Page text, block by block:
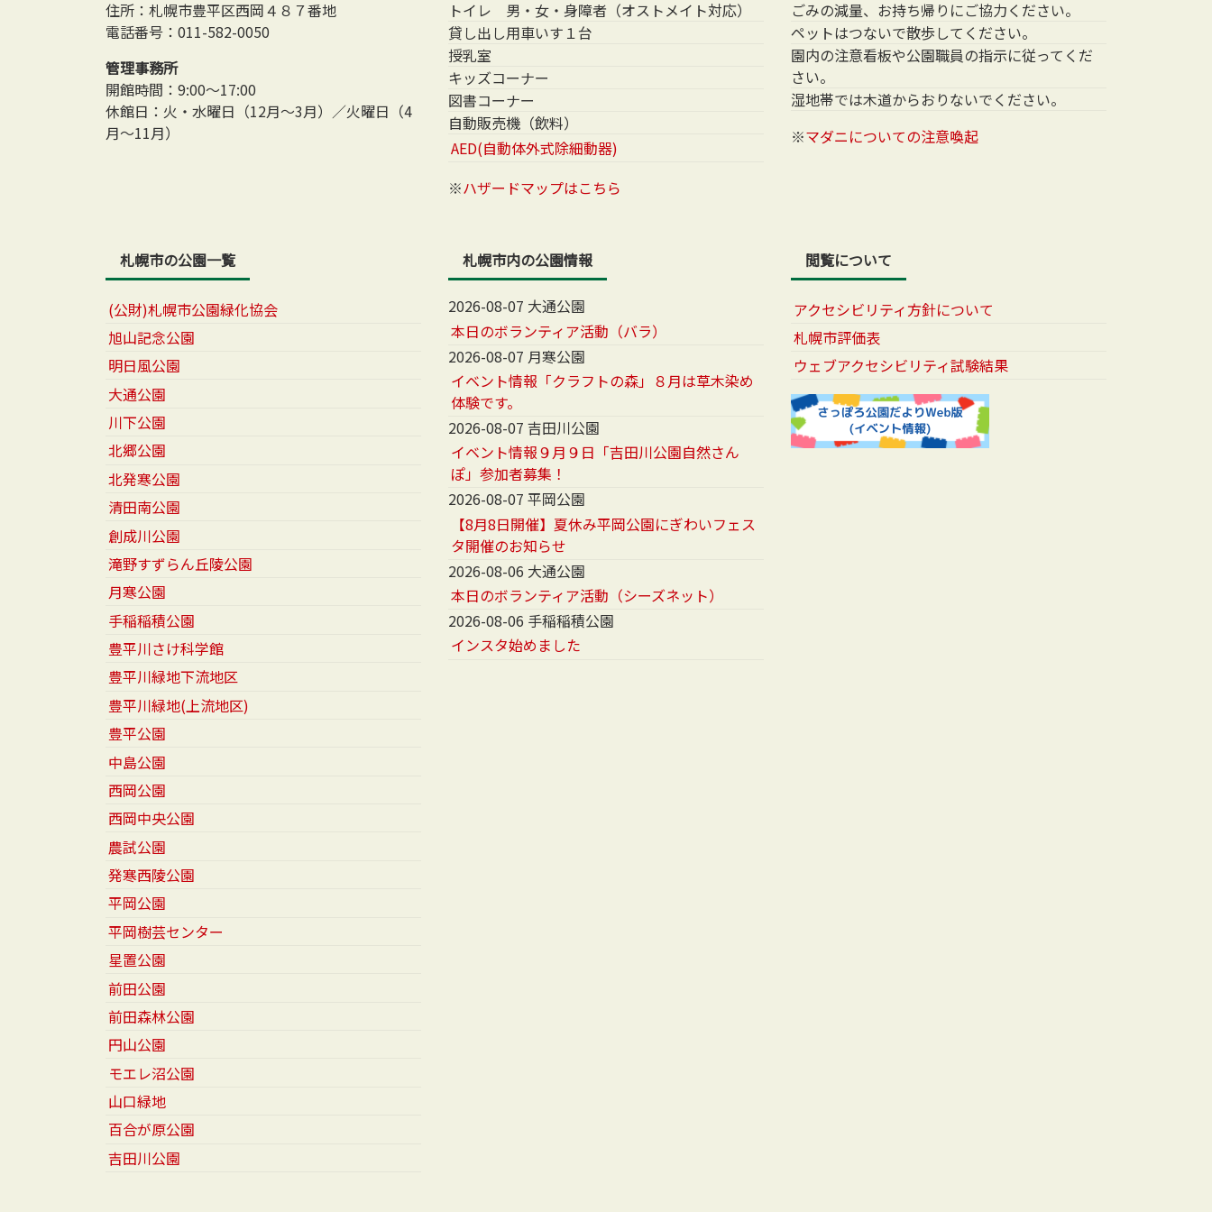
住所：札幌市豊平区西岡４８７番地
電話番号：011-582-0050
管理事務所
開館時間：9:00～17:00
休館日：火・水曜日（12月～3月）／火曜日（4
月～11月）
トイレ 男・女・身障者（オストメイト対応）
貸し出し用車いす１台
授乳室
キッズコーナー
図書コーナー
自動販売機（飲料）
AED(自動体外式除細動器)
※ハザードマップはこちら
ごみの減量、お持ち帰りにご協力ください。
ペットはつないで散歩してください。
園内の注意看板や公園職員の指示に従ってくだ
さい。
湿地帯では木道からおりないでください。
※マダニについての注意喚起
札幌市の公園一覧
(公財)札幌市公園緑化協会
旭山記念公園
明日風公園
大通公園
川下公園
北郷公園
北発寒公園
清田南公園
創成川公園
滝野すずらん丘陵公園
月寒公園
手稲稲積公園
豊平川さけ科学館
豊平川緑地下流地区
豊平川緑地(上流地区)
豊平公園
中島公園
西岡公園
西岡中央公園
農試公園
発寒西陵公園
平岡公園
平岡樹芸センター
星置公園
前田公園
前田森林公園
円山公園
モエレ沼公園
山口緑地
百合が原公園
吉田川公園
札幌市内の公園情報
2026-08-07 大通公園
本日のボランティア活動（バラ）
2026-08-07 月寒公園
イベント情報「クラフトの森」８月は草木染め
体験です。
2026-08-07 吉田川公園
イベント情報９月９日「吉田川公園自然さん
ぽ」参加者募集！
2026-08-07 平岡公園
【8月8日開催】夏休み平岡公園にぎわいフェス
タ開催のお知らせ
2026-08-06 大通公園
本日のボランティア活動（シーズネット）
2026-08-06 手稲稲積公園
インスタ始めました
閲覧について
アクセシビリティ方針について
札幌市評価表
ウェブアクセシビリティ試験結果